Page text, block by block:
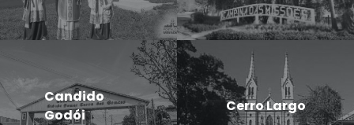
Candido
Godói
Cerro Largo